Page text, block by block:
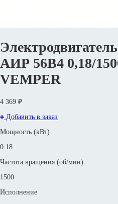
АИР 56В4 0,18/
VEMPER
4 369 ₽
Добавить в заказ
Мощность (кВт)
0.18
Частота вращения (об/мин)
1500
Исполнение